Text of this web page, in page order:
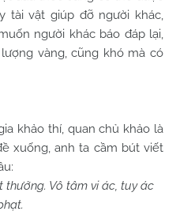
tài vật giúp đỡ người khác,
người khác báo đáp lại,
vàng, cũng khó mà có
thí, quan chủ khảo là
xuống, anh ta cầm bút viết
thưởng. Vô tâm vi ác, tuy ác